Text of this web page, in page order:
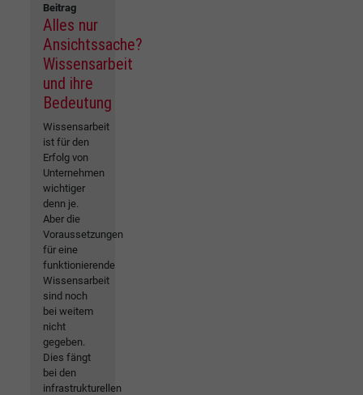
Beitrag
Alles nur
Ansichtssache?
Wissensarbeit
und ihre
Bedeutung
Wissensarbeit
ist für den
Erfolg von
Unternehmen
wichtiger
denn je.
Aber die
Voraussetzungen
für eine
funktionierende
Wissensarbeit
sind noch
bei weitem
nicht
gegeben.
Dies fängt
bei den
infrastrukturellen